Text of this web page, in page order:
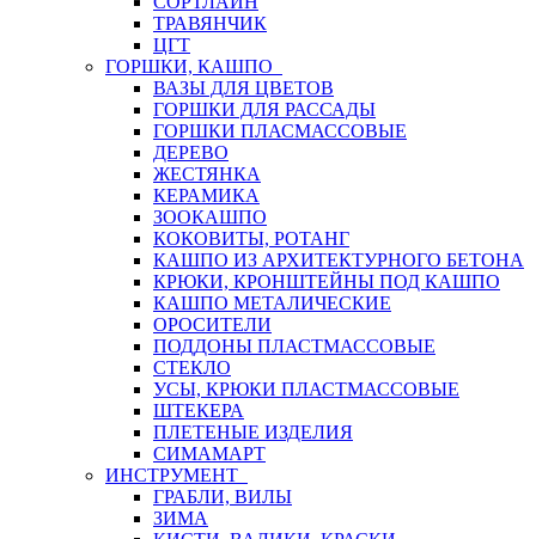
ТРАВЯНЧИК
ЦГТ
ГОРШКИ, КАШПО
ВАЗЫ ДЛЯ ЦВЕТОВ
ГОРШКИ ДЛЯ РАССАДЫ
ГОРШКИ ПЛАСМАССОВЫЕ
ДЕРЕВО
ЖЕСТЯНКА
КЕРАМИКА
ЗООКАШПО
КОКОВИТЫ, РОТАНГ
КАШПО ИЗ АРХИТЕКТУРНОГО БЕТОНА
КРЮКИ, КРОНШТЕЙНЫ ПОД КАШПО
КАШПО МЕТАЛИЧЕСКИЕ
ОРОСИТЕЛИ
ПОДДОНЫ ПЛАСТМАССОВЫЕ
СТЕКЛО
УСЫ, КРЮКИ ПЛАСТМАССОВЫЕ
ШТЕКЕРА
ПЛЕТЕНЫЕ ИЗДЕЛИЯ
СИМАМАРТ
ИНСТРУМЕНТ
ГРАБЛИ, ВИЛЫ
ЗИМА